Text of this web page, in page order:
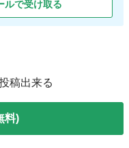
ルで受け取る
稿出来る
料)